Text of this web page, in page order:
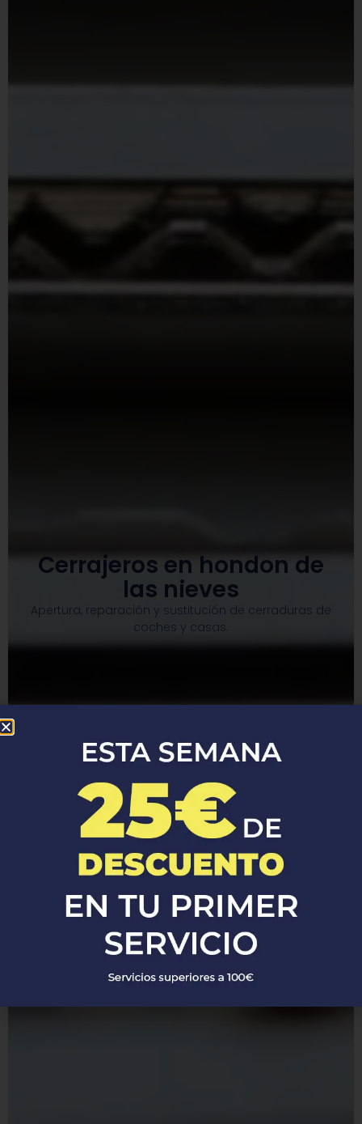
Cerrajeros en hondon de
las nieves
Apertura, reparación y sustitución de cerraduras de
coches y casas.​